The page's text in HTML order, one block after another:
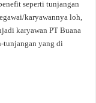
seperti tunjangan
karyawannya loh,
karyawan PT Buana
tunjangan yang di